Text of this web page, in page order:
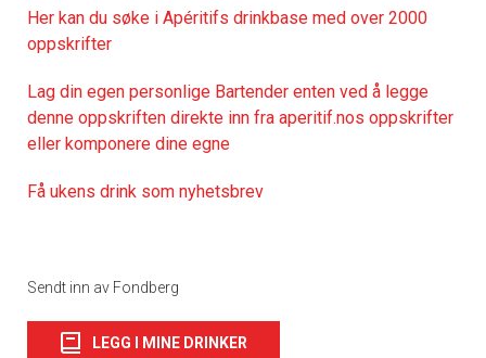
Her kan du søke i Apéritifs drinkbase med over 2000
oppskrifter
Lag din egen personlige Bartender enten ved å legge
denne oppskriften direkte inn fra aperitif.nos oppskrifter
eller komponere dine egne
Få ukens drink som nyhetsbrev
Sendt inn av Fondberg
LEGG I MINE DRINKER